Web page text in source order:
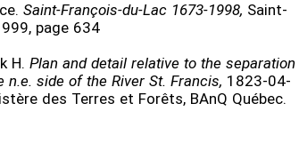
Saint-François-du-Lac 1673-1998, Saint-
page 634
H. Plan and detail relative to the separation
side of the River St. Francis, 1823-04-
des Terres et Forêts, BAnQ Québec.